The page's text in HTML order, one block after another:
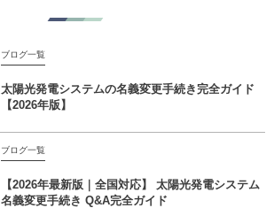
ブログ一覧
太陽光発電システムの名義変更手続き完全ガイド
【2026年版】
ブログ一覧
【2026年最新版｜全国対応】 太陽光発電システム
名義変更手続き Q&A完全ガイド